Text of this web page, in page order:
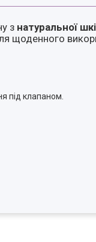
з натуральної
щоденного
під клапаном.